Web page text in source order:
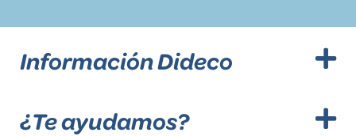
Información Dideco
¿Te ayudamos?